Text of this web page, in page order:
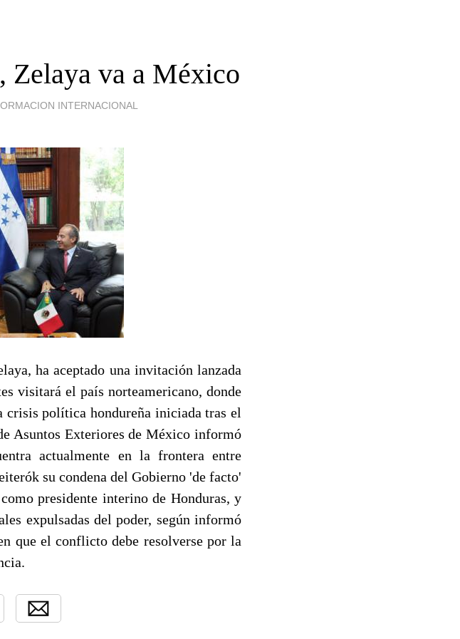
Zelaya va a México
INTERNACIONAL
ha aceptado una invitación lanzada
visitará el país norteamericano, donde
crisis política hondureña iniciada tras el
Asuntos Exteriores de México informó
actualmente en la frontera entre
su condena del Gobierno 'de facto'
presidente interino de Honduras, y
expulsadas del poder, según informó
que el conflicto debe resolverse por la